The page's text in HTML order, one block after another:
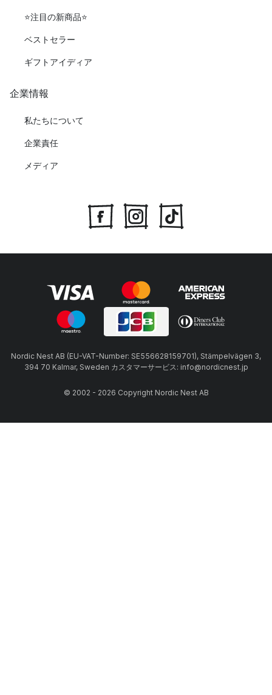
⭐️注目の新商品⭐️
ベストセラー
ギフトアイディア
企業情報
私たちについて
企業責任
メディア
Nordic Nest AB (EU-VAT-Number: SE556628159701), Stämpelvägen 3,
394 70 Kalmar, Sweden カスタマーサービス: info@nordicnest.jp
© 2002 - 2026 Copyright Nordic Nest AB